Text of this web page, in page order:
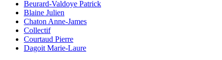
Beurard-Valdoye Patrick
Blaine Julien
Chaton Anne-James
Collectif
Courtaud Pierre
Dagoit Marie-Laure